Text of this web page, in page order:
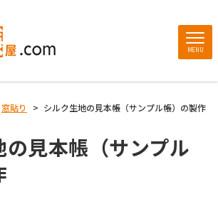
MENU
窓貼り > シルク生地の見本帳（サンプル帳）の製作
の見本帳（サンプル